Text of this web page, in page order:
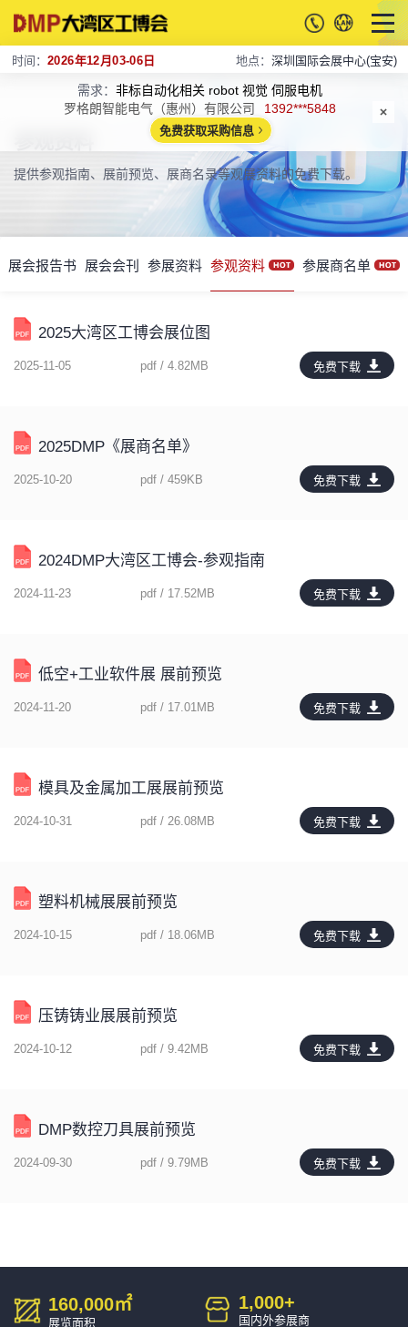
时间： 2026年12月03-06日 地点： 深圳国际会展中心(宝安)
需求： 非标自动化相关 robot 视觉 伺服电机
罗格朗智能电气（惠州）有限公司
1392***5848
免费获取采购信息
提供参观指南、展前预览、展商名录等观展资料的免费下载。
展会报告书 展会会刊 参展资料 参观资料 参展商名单
2025大湾区工博会展位图
2025-11-05 pdf / 4.82MB 免费下载
2025DMP《展商名单》
2025-10-20 pdf / 459KB 免费下载
2024DMP大湾区工博会-参观指南
2024-11-23 pdf / 17.52MB 免费下载
低空+工业软件展 展前预览
2024-11-20 pdf / 17.01MB 免费下载
模具及金属加工展展前预览
2024-10-31 pdf / 26.08MB 免费下载
塑料机械展展前预览
2024-10-15 pdf / 18.06MB 免费下载
压铸铸业展展前预览
2024-10-12 pdf / 9.42MB 免费下载
DMP数控刀具展前预览
2024-09-30 pdf / 9.79MB 免费下载
160,000㎡
展览面积
1,000+
国内外参展商